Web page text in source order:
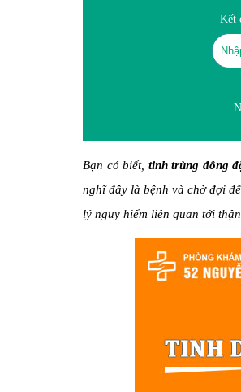
Kết
Bạn có biết, tinh trùng đông
nghĩ đây là bệnh và chờ đợi
lý nguy hiểm liên quan tới